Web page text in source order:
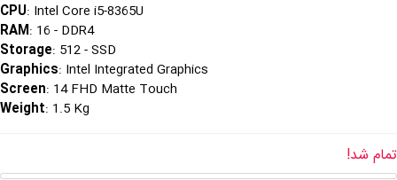
CPU: Intel Core i5-8365U
RAM: 16 - DDR4
Storage: 512 - SSD
Graphics: Intel Integrated Graphics
Screen: 14 FHD Matte Touch
Weight: 1.5 Kg
تمام شد!